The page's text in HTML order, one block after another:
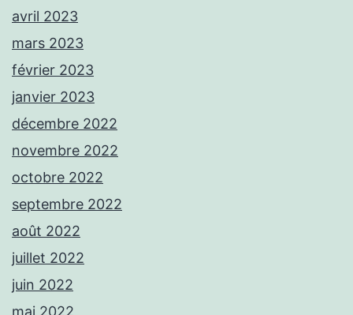
avril 2023
mars 2023
février 2023
janvier 2023
décembre 2022
novembre 2022
octobre 2022
septembre 2022
août 2022
juillet 2022
juin 2022